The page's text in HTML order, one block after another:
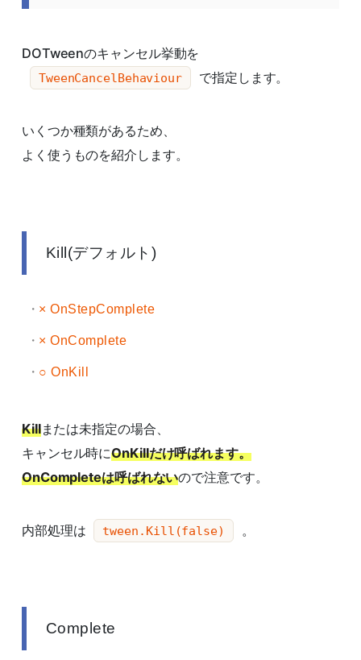
DOTweenのキャンセル挙動を
TweenCancelBehaviour で指定します。
いくつか種類があるため、
よく使うものを紹介します。
Kill(デフォルト)
× OnStepComplete
× OnComplete
○ OnKill
Killまたは未指定の場合、
キャンセル時にOnKillだけ呼ばれます。
OnCompleteは呼ばれないので注意です。
内部処理は tween.Kill(false) 。
Complete